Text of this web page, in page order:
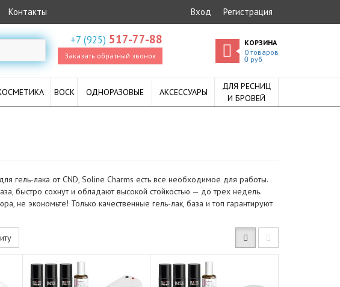
Контакты Вход Регистрация
+7 (925) 517-77-88
Заказать обратный звонок
КОРЗИНА
0 товаров
0руб
ВОСК ОДНОРАЗОВЫЕ АКСЕССУАРЫ
ДЛЯ РЕСНИЦ
И БРОВЕЙ
гель-лака от CND, Soline Charms есть все необходимое для работы.
быстро сохнут и обладают высокой стойкостью — до трех недель.
не экономьте! Только качественные гель-лак, база и топ гарантируют